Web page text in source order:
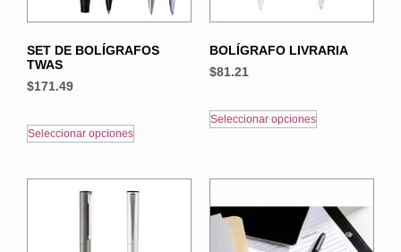
SET DE BOLÍGRAFOS
TWAS
$171.49
Seleccionar opciones
BOLÍGRAFO LIVRARIA
$81.21
Seleccionar opciones